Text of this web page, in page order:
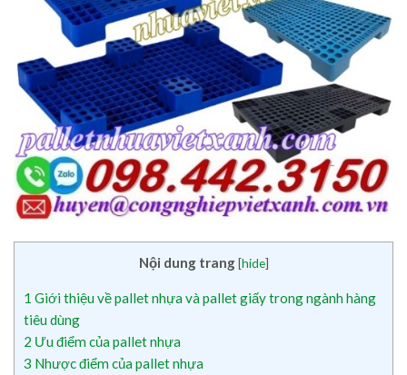
Nội dung trang [hide]
1 Giới thiệu về pallet nhựa và pallet giấy trong ngành hàng
tiêu dùng
2 Ưu điểm của pallet nhựa
3 Nhược điểm của pallet nhựa